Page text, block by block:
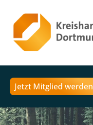
Jetzt Mitglied werden